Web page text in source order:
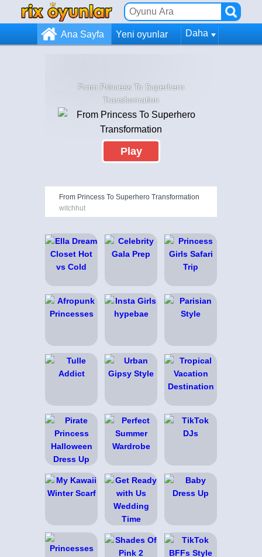
Ana Sayfa Yeni oyunlar Daha
From Princess To Superhero
Transformation
Play
From Princess To Superhero Transformation
witchhut